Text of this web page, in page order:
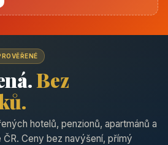
Bez
hotelů, penzionů, apartmánů a
Ceny bez navýšení, přímý